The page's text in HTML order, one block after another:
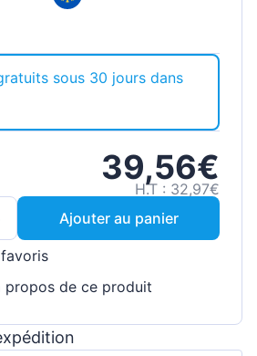
sous 30 jours dans
39,56€
H.T : 32,97€
Ajouter au panier
propos de ce produit